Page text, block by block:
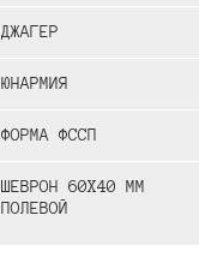
ДЖАГЕР
ЮНАРМИЯ
ФОРМА ФССП
ШЕВРОН 60Х40 ММ
ПОЛЕВОЙ